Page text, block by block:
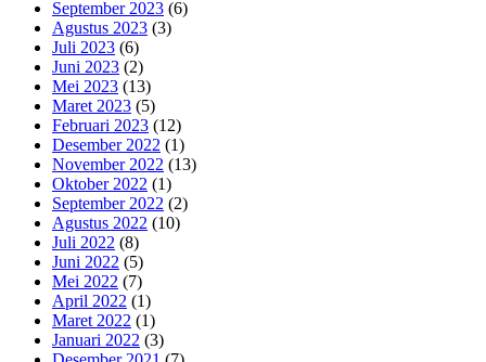
September 2023 (6)
Agustus 2023 (3)
Juli 2023 (6)
Juni 2023 (2)
Mei 2023 (13)
Maret 2023 (5)
Februari 2023 (12)
Desember 2022 (1)
November 2022 (13)
Oktober 2022 (1)
September 2022 (2)
Agustus 2022 (10)
Juli 2022 (8)
Juni 2022 (5)
Mei 2022 (7)
April 2022 (1)
Maret 2022 (1)
Januari 2022 (3)